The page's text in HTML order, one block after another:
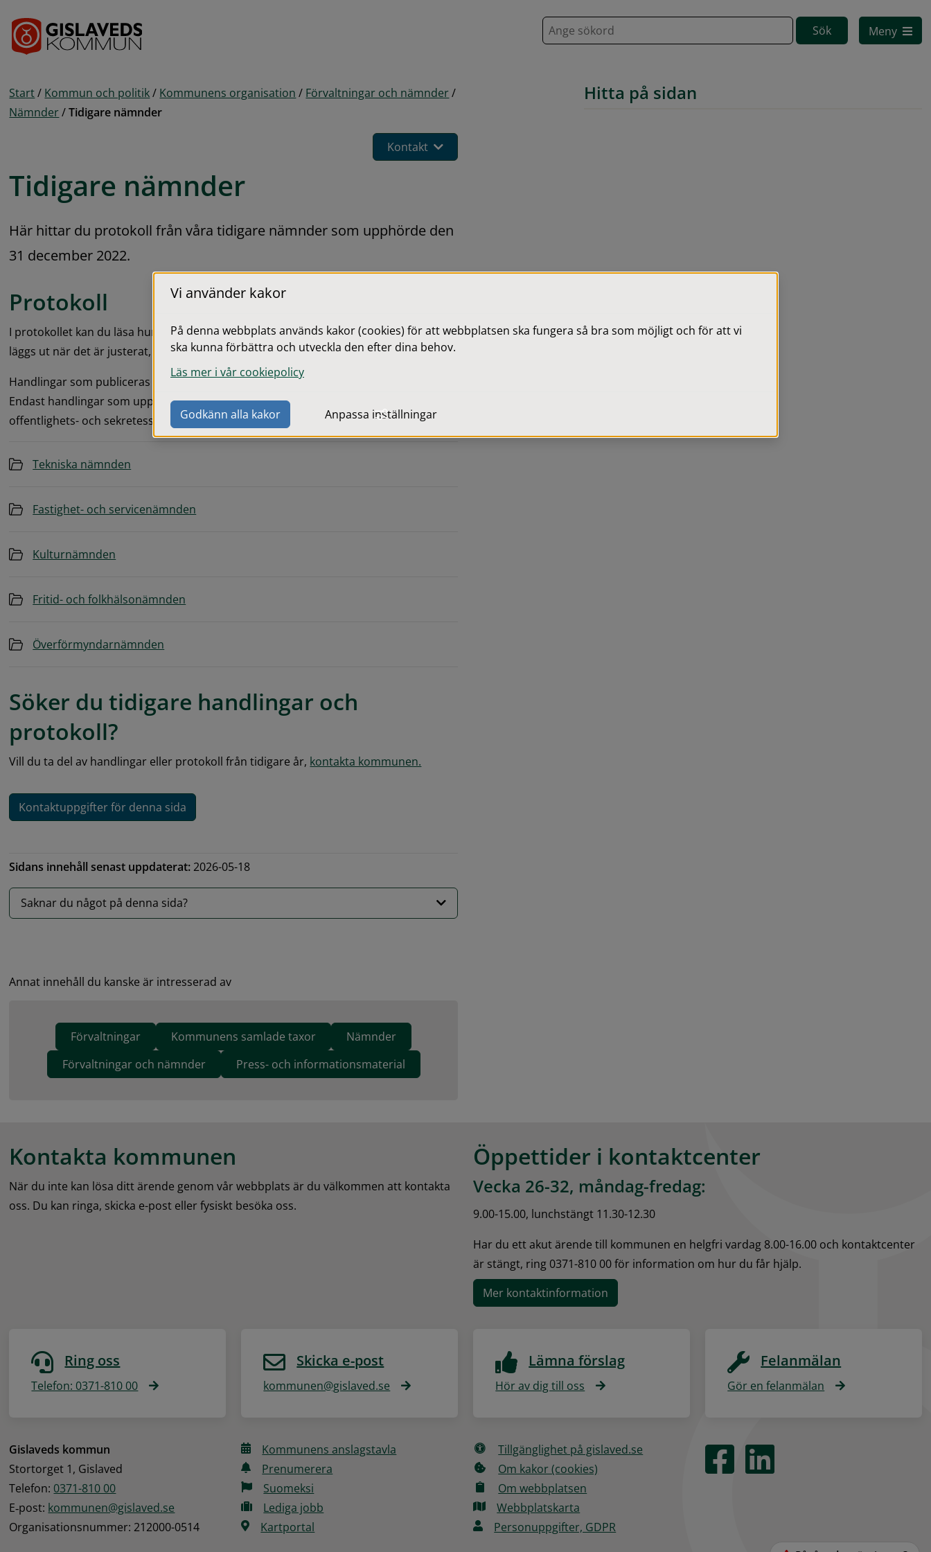
S
ö
Meny
Start / Kommun och politik / Kommunens organisation / Förvaltningar och nämnder /
Nämnder / Tidigare nämnder
Kontakt
Tidigare nämnder
Här hittar du protokoll från våra tidigare nämnder som upphörde den
31 december 2022.
Protokoll
I protokollet kan du läsa hur nämnderna har beslutat i de olika ärendena. Protokollet
läggs ut när det är justerat, senast två veckor efter sammanträdet.
Handlingar som publiceras på kommunens webbplats är inte alltid fullständiga.
Endast handlingar som uppfyller kraven enligt dataskyddsförordningen (GDPR) och
offentlighets- och sekretesslagen publiceras.
MappTekniska nämnden
MappFastighet- och servicenämnden
MappKulturnämnden
MappFritid- och folkhälsonämnden
MappÖverförmyndarnämnden
Söker du tidigare handlingar och
protokoll?
Vill du ta del av handlingar eller protokoll från tidigare år, kontakta kommunen.
Kontaktuppgifter för denna sida
Sidans innehåll senast uppdaterat: 2026-05-18
Saknar du något på denna sida?
Annat innehåll du kanske är intresserad av
Förvaltningar Kommunens samlade taxor
Nämnder
Förvaltningar och nämnder
Press- och informationsmaterial
Hitta på sidan
Kontakta kommunen
När du inte kan lösa ditt ärende genom vår webbplats är du välkommen att kontakta
oss. Du kan ringa, skicka e-post eller fysiskt besöka oss.
Öppettider i kontaktcenter
Vecka 26-32, måndag-fredag:
9.00-15.00, lunchstängt 11.30-12.30
Har du ett akut ärende till kommunen en helgfri vardag 8.00-16.00 och kontaktcenter
är stängt, ring 0371-810 00 för information om hur du får hjälp.
Mer kontaktinformation
Ring oss
Telefon: 0371-810 00
Skicka e-post
kommunen@gislaved.se
Lämna förslag
Hör av dig till oss
Felanmälan
Gör en felanmälan
Gislaveds kommun
Stortorget 1, Gislaved
Telefon: 0371-810 00
E‑post: kommunen@gislaved.se
Organisationsnummer: 212000-0514
Kommunens anslagstavla
Prenumerera
Suomeksi
Lediga jobb
Kartportal
Tillgänglighet på gislaved.se
Om kakor (cookies)
Om webbplatsen
Webbplatskarta
Personuppgifter, GDPR
Vi använder kakor
På denna webbplats används kakor (cookies) för att webbplatsen ska fungera så bra som möjligt och för att vi
ska kunna förbättra och utveckla den efter dina behov.
Läs mer i vår cookiepolicy
Godkänn alla kakor Anpassa inställningar